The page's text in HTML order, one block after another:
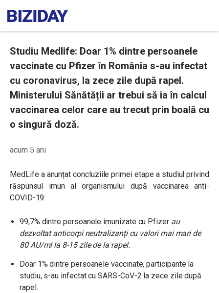
Studiu Medlife: Doar 1% dintre persoanele
vaccinate cu Pfizer în România s-au infectat
cu coronavirus, la zece zile după rapel.
Ministerului Sănătății ar trebui să ia în calcul
vaccinarea celor care au trecut prin boală cu
o singură doză.
acum 5 ani
MedLife a anunțat concluziile primei etape a studiul privind
răspunsul imun al organismului după vaccinarea anti-
COVID-19:
99,7% dintre persoanele imunizate cu Pfizer au
dezvoltat anticorpi neutralizanți cu valori mai mari de
80 AU/ml la 8-15 zile de la rapel.
Doar 1% dintre persoanele vaccinate, participante la
studiu, s-au infectat cu SARS-CoV-2 la zece zile după
rapel.